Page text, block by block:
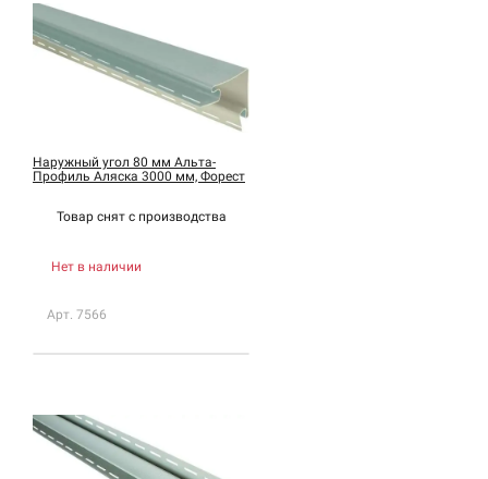
Наружный угол 80 мм Альта-
Профиль Аляска 3000 мм, Форест
Товар снят с производства
Нет в наличии
Арт. 7566